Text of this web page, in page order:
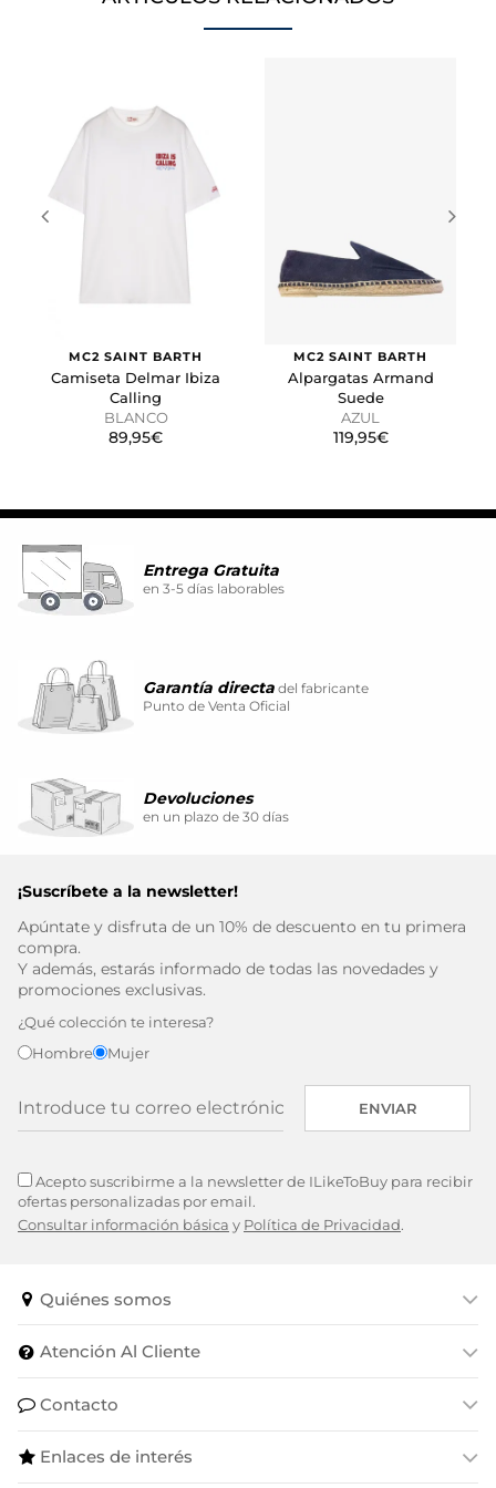
MC2 SAINT BARTH
Camiseta Delmar Ibiza
Calling
BLANCO
89,95€
MC2 SAINT BARTH
Alpargatas Armand
Suede
AZUL
119,95€
Entrega Gratuita
en 3-5 días laborables
Garantía directa del fabricante
Punto de Venta Oficial
Devoluciones
en un plazo de 30 días
¡Suscríbete a la newsletter!
Apúntate y disfruta de un 10% de descuento en tu primera
compra.
Y además, estarás informado de todas las novedades y
promociones exclusivas.
¿Qué colección te interesa?
Hombre
Mujer
ENVIAR
Acepto suscribirme a la newsletter de ILikeToBuy para recibir
ofertas personalizadas por email.
Consultar información básica y Política de Privacidad.
Quiénes somos
Atención Al Cliente
Contacto
Enlaces de interés
Cookies de marketing
GUARDAR CONFIGURACIÓN
Puedes volver a configurar tus cookies desde la sección
"Configuración de cookies" al pie de la página. También puedes